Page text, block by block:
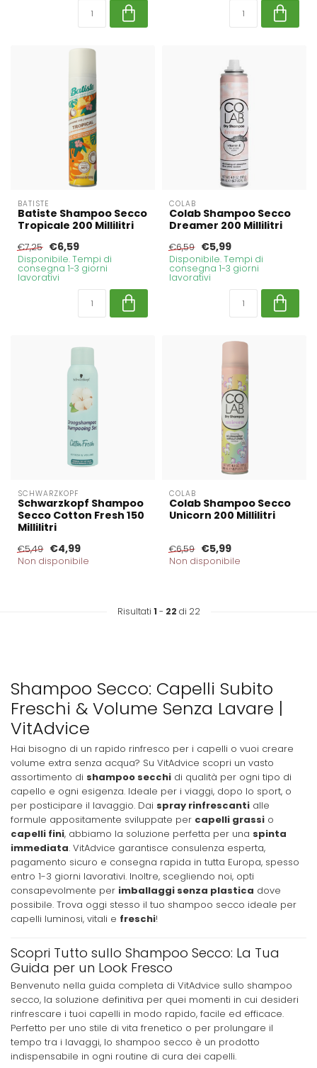
BATISTE
Batiste Shampoo Secco
Tropicale 200 Millilitri
€7,25 €6,59
Disponibile. Tempi di
consegna 1-3 giorni
lavorativi
COLAB
Colab Shampoo Secco
Dreamer 200 Millilitri
€6,59 €5,99
Disponibile. Tempi di
consegna 1-3 giorni
lavorativi
SCHWARZKOPF
Schwarzkopf Shampoo
Secco Cotton Fresh 150
Millilitri
€5,49 €4,99
Non disponibile
COLAB
Colab Shampoo Secco
Unicorn 200 Millilitri
€6,59 €5,99
Non disponibile
Risultati 1 - 22 di 22
Shampoo Secco: Capelli Subito
Freschi & Volume Senza Lavare |
VitAdvice
Hai bisogno di un rapido rinfresco per i capelli o vuoi creare
volume extra senza acqua? Su VitAdvice scopri un vasto
assortimento di shampoo secchi di qualità per ogni tipo di
capello e ogni esigenza. Ideale per i viaggi, dopo lo sport, o
per posticipare il lavaggio. Dai spray rinfrescanti alle
formule appositamente sviluppate per capelli grassi o
capelli fini, abbiamo la soluzione perfetta per una spinta
immediata. VitAdvice garantisce consulenza esperta,
pagamento sicuro e consegna rapida in tutta Europa, spesso
entro 1-3 giorni lavorativi. Inoltre, scegliendo noi, opti
consapevolmente per imballaggi senza plastica dove
possibile. Trova oggi stesso il tuo shampoo secco ideale per
capelli luminosi, vitali e freschi!
Scopri Tutto sullo Shampoo Secco: La Tua
Guida per un Look Fresco
Benvenuto nella guida completa di VitAdvice sullo shampoo
secco, la soluzione definitiva per quei momenti in cui desideri
rinfrescare i tuoi capelli in modo rapido, facile ed efficace.
Perfetto per uno stile di vita frenetico o per prolungare il
tempo tra i lavaggi, lo shampoo secco è un prodotto
indispensabile in ogni routine di cura dei capelli.